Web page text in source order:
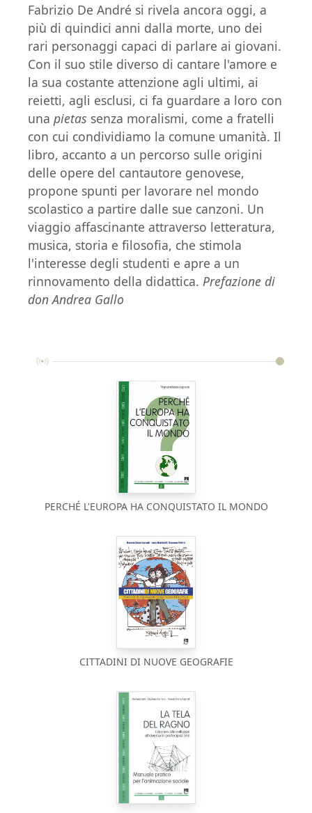
Fabrizio De André si rivela ancora oggi, a
più di quindici anni dalla morte, uno dei
rari personaggi capaci di parlare ai giovani.
Con il suo stile diverso di cantare l'amore e
la sua costante attenzione agli ultimi, ai
reietti, agli esclusi, ci fa guardare a loro con
una pietas senza moralismi, come a fratelli
con cui condividiamo la comune umanità. Il
libro, accanto a un percorso sulle origini
delle opere del cantautore genovese,
propone spunti per lavorare nel mondo
scolastico a partire dalle sue canzoni. Un
viaggio affascinante attraverso letteratura,
musica, storia e filosofia, che stimola
l'interesse degli studenti e apre a un
rinnovamento della didattica. Prefazione di
don Andrea Gallo
PERCHÉ L'EUROPA HA CONQUISTATO IL MONDO
CITTADINI DI NUOVE GEOGRAFIE